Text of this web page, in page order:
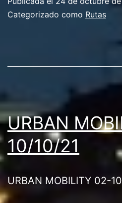
Categorizado como Rutas
URBAN
10/10/21
URBAN MOBILITY 02-